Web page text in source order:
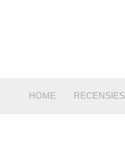
HOME RECENSIES